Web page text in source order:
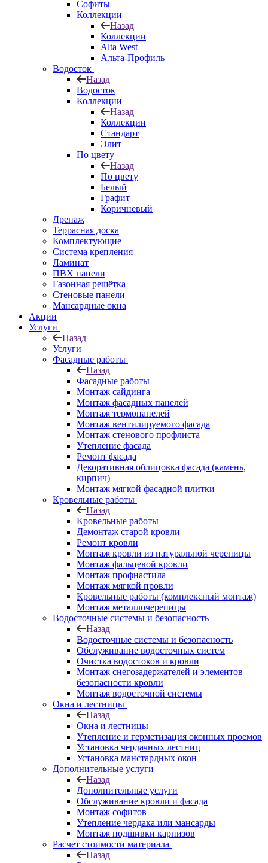
Софиты
Коллекции
Назад
Коллекции
Alta West
Альта-Профиль
Водосток
Назад
Водосток
Коллекции
Назад
Коллекции
Стандарт
Элит
По цвету
Назад
По цвету
Белый
Графит
Коричневый
Дренаж
Террасная доска
Комплектующие
Система крепления
Ламинат
ПВХ панели
Газонная решётка
Стеновые панели
Мансардные окна
Акции
Услуги
Назад
Услуги
Фасадные работы
Назад
Фасадные работы
Монтаж сайдинга
Монтаж фасадных панелей
Монтаж термопанелей
Монтаж вентилируемого фасада
Монтаж стенового профлиста
Утепление фасада
Ремонт фасада
Декоративная облицовка фасада (камень,
кирпич)
Монтаж мягкой фасадной плитки
Кровельные работы
Назад
Кровельные работы
Демонтаж старой кровли
Ремонт кровли
Монтаж кровли из натуральной черепицы
Монтаж фальцевой кровли
Монтаж профнастила
Монтаж мягкой провли
Кровельные работы (комплексный монтаж)
Монтаж металлочерепицы
Водосточные системы и безопасность
Назад
Водосточные системы и безопасность
Обслуживание водосточных систем
Очистка водостоков и кровли
Монтаж снегозадержателей и элементов
безопасности кровли
Монтаж водосточной системы
Окна и лестницы
Назад
Окна и лестницы
Утепление и герметизация оконных проемов
Установка чердачных лестниц
Установка манстардных окон
Дополнительные услуги
Назад
Дополнительные услуги
Обслуживание кровли и фасада
Монтаж софитов
Утепление чердака или мансарды
Монтаж подшивки карнизов
Расчет стоимости материала
Назад